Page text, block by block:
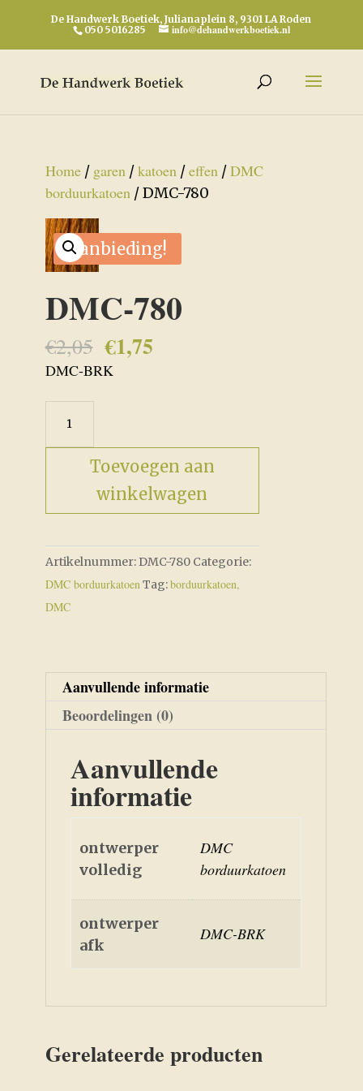
De Handwerk Boetiek, Julianaplein 8, 9301 LA Roden
050 5016285
info@dehandwerkboetiek.nl
Home/ garen/katoen/effen/DMC
borduurkatoen/ DMC-780
Aanbieding!
DMC-780
€2,05 Oorspronkelijke
prijs
€1,75Huidige
DMC-BRK
780
aantal
Toevoegen aan
winkelwagen
Artikelnummer: DMC-780 Categorie:
DMC borduurkatoenTag:borduurkatoen,
DMC
Aanvullende informatie
Beoordelingen (0)
Aanvullende
informatie
ontwerper
volledig
DMC
borduurkatoen
ontwerper
afk
DMC-BRK
Gerelateerde producten